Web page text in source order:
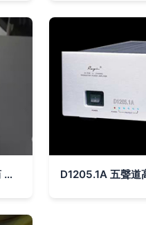
銳聲榮獲ACE頒贈SHURE 5575LE紀念版話筒 傳承行業經典，共譜音響新篇